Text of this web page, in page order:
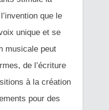
que le
unique et se
musicale peut
de l’écriture
à la création
pour des